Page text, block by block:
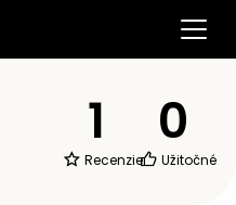
1
Recenzie
0
Užitočné